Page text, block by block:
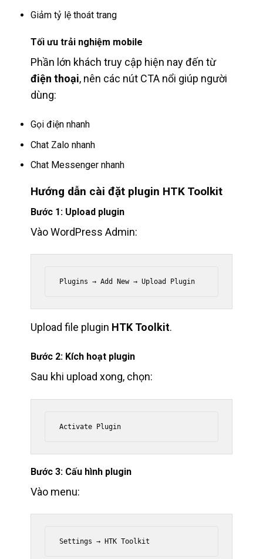
Giảm tỷ lệ thoát trang
Tối ưu trải nghiệm mobile
Phần lớn khách truy cập hiện nay đến từ
điện thoại, nên các nút CTA nổi giúp người
dùng:
Gọi điện nhanh
Chat Zalo nhanh
Chat Messenger nhanh
Hướng dẫn cài đặt plugin HTK Toolkit
Bước 1: Upload plugin
Vào WordPress Admin:
Plugins → Add New → Upload Plugin
Upload file plugin HTK Toolkit.
Bước 2: Kích hoạt plugin
Sau khi upload xong, chọn:
Activate Plugin
Bước 3: Cấu hình plugin
Vào menu: